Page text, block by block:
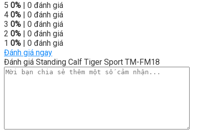
5 0% | 0 đánh giá
4 0% | 0 đánh giá
3 0% | 0 đánh giá
2 0% | 0 đánh giá
1 0% | 0 đánh giá
Đánh giá ngay
Đánh giá Standing Calf Tiger Sport TM-FM18